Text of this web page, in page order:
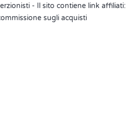
Rispondi
- Il sito contiene link affiliati:
sugli acquisti